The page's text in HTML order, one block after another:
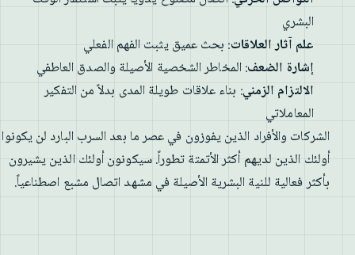
البشري
علم آثار العلاقات: بحث عميق يثبت الفهم الفعلي
إشارة الضعف: المخاطر الشخصية الأصيلة والصدق العاطفي
الالتزام الزمني: بناء علاقات طويلة المدى بدلاً من التفكير
المعاملاتي
الشركات والأفراد الذين يفوزون في عصر ما بعد السرب البارد لن يكونوا
أولئك الذين لديهم أكثر الأتمتة تطوراً. سيكونون أولئك الذين يشيرون
بأكثر فعالية للنية البشرية الأصيلة في مشهد اتصال مشبع اصطناعياً.